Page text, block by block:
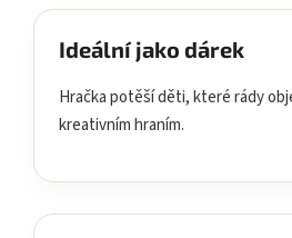
Ideální jako dárek
Hračka potěší děti, které rády
kreativním hraním.